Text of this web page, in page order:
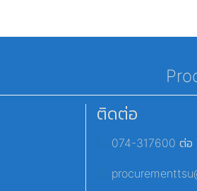
ติดต่อ
074-317600 ต่อ